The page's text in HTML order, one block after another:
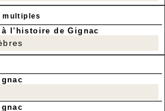
multiples
l'histoire de Gignac